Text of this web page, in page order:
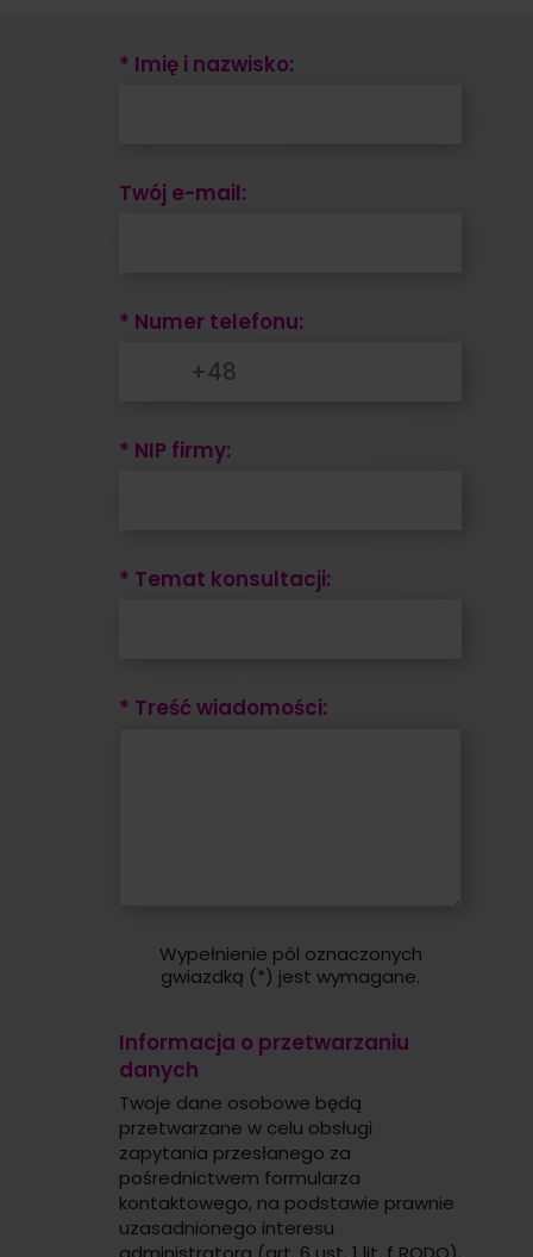
* Imię i nazwisko:
Twój e-mail:
* Numer telefonu:
* NIP firmy:
* Temat konsultacji:
* Treść wiadomości:
Wypełnienie pól oznaczonych
gwiazdką (*) jest wymagane.
Informacja o przetwarzaniu
danych
Twoje dane osobowe będą
przetwarzane w celu obsługi
zapytania przesłanego za
pośrednictwem formularza
kontaktowego, na podstawie prawnie
uzasadnionego interesu